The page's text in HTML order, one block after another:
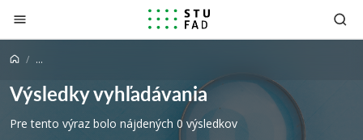
Prejsť na obsah
...
Výsledky vyhľadávania
Pre tento výraz bolo nájdených 0 výsledkov